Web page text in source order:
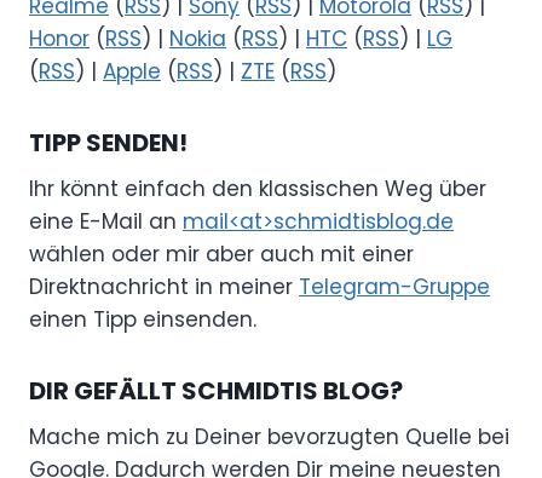
Realme (RSS) | Sony (RSS) | Motorola (RSS) |
Honor (RSS) | Nokia (RSS) | HTC (RSS) | LG
(RSS) | Apple (RSS) | ZTE (RSS)
TIPP SENDEN!
Ihr könnt einfach den klassischen Weg über
eine E-Mail an mail<at>schmidtisblog.de
wählen oder mir aber auch mit einer
Direktnachricht in meiner Telegram-Gruppe
einen Tipp einsenden.
DIR GEFÄLLT SCHMIDTIS BLOG?
Mache mich zu Deiner bevorzugten Quelle bei
Google. Dadurch werden Dir meine neuesten